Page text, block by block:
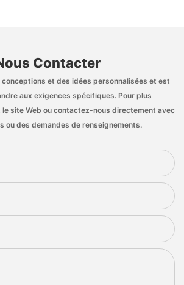
Contacter
conceptions et des idées personnalisées et est
aux exigences spécifiques. Pour plus
site Web ou contactez-nous directement avec
ou des demandes de renseignements.